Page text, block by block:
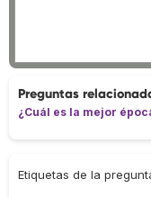
Preguntas
¿Cuál es la mejor
Etiquetas de la